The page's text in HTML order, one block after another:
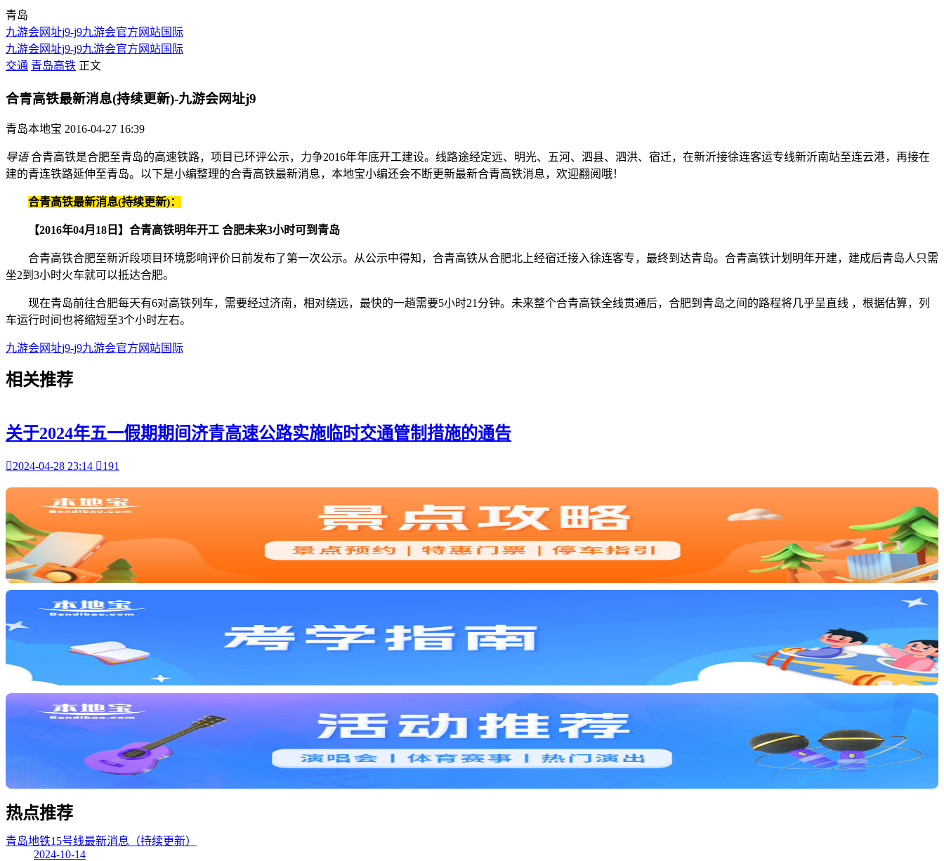
青岛
九游会网址j9-j9九游会官方网站国际
九游会网址j9-j9九游会官方网站国际
交通 青岛高铁 正文
合青高铁最新消息(持续更新)-九游会网址j9
青岛本地宝 2016-04-27 16:39
导语合青高铁是合肥至青岛的高速铁路，项目已环评公示，力争2016年年底开工建设。线路途经定远、明光、五河、泗县、泗洪、宿迁，在新沂接徐连客运专线新沂南站至连云港，再接在
建的青连铁路延伸至青岛。以下是小编整理的合青高铁最新消息，本地宝小编还会不断更新最新合青高铁消息，欢迎翻阅哦！
合青高铁最新消息(持续更新)：
【2016年04月18日】合青高铁明年开工 合肥未来3小时可到青岛
合青高铁合肥至新沂段项目环境影响评价日前发布了第一次公示。从公示中得知，合青高铁从合肥北上经宿迁接入徐连客专，最终到达青岛。合青高铁计划明年开建，建成后青岛人只需
坐2到3小时火车就可以抵达合肥。
现在青岛前往合肥每天有6对高铁列车，需要经过济南，相对绕远，最快的一趟需要5小时21分钟。未来整个合青高铁全线贯通后，合肥到青岛之间的路程将几乎呈直线 ，根据估算，列
车运行时间也将缩短至3个小时左右。
九游会网址j9-j9九游会官方网站国际
相关推荐
关于2024年五一假期期间济青高速公路实施临时交通管制措施的通告
2024-04-28 23:14 191
热点推荐
青岛地铁15号线最新消息（持续更新）
2024-10-14